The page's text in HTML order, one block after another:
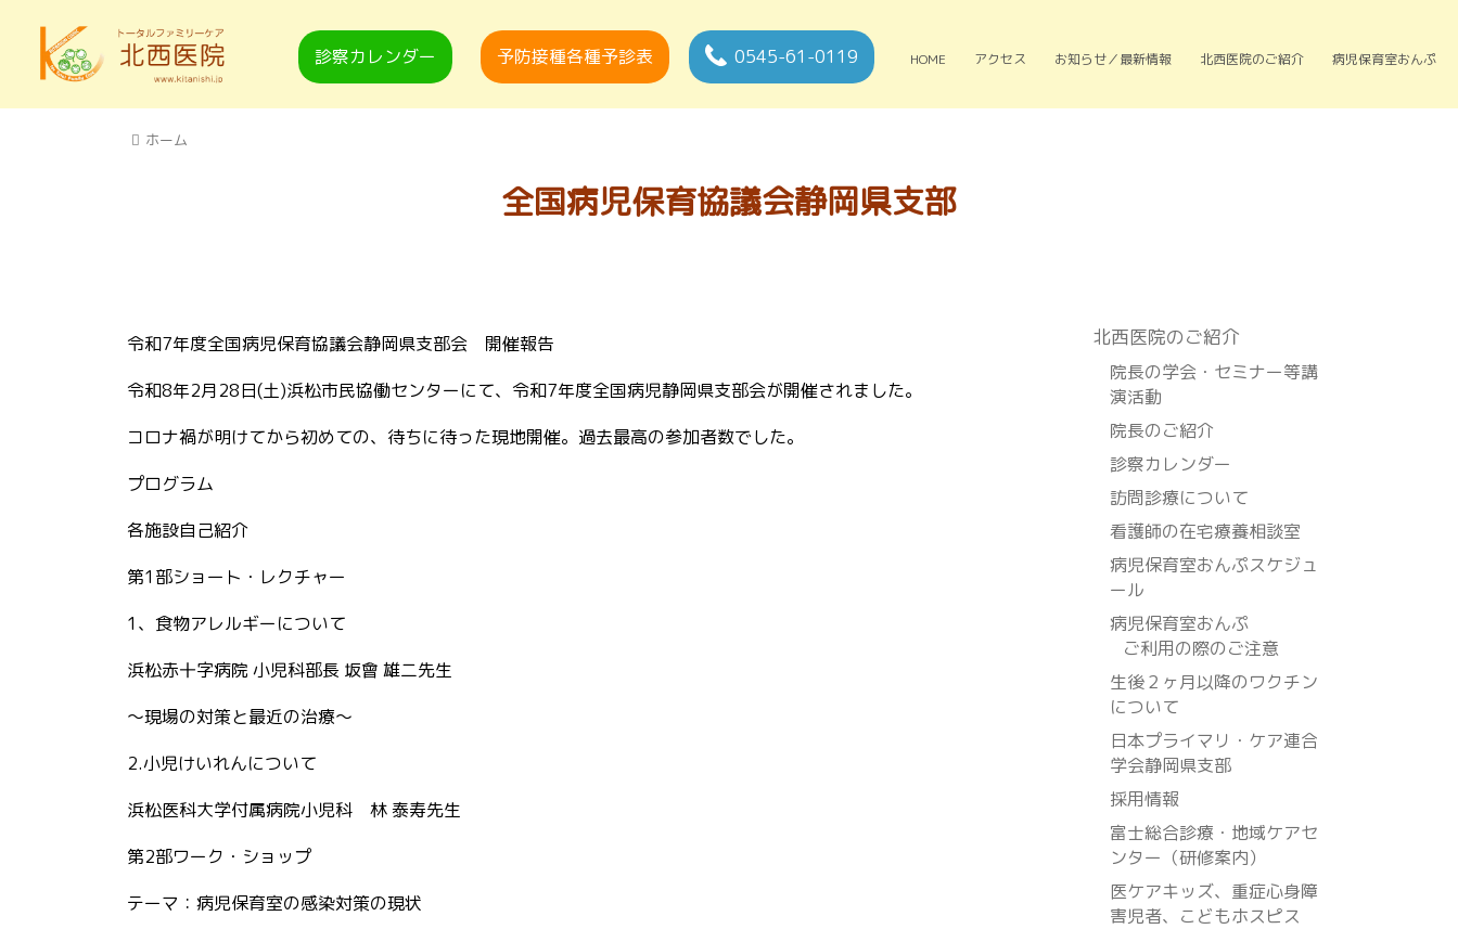
診察カレンダー 予防接種各種予診表 0545-61-0119 HOME アクセス お知らせ／最新情報 北西医院のご紹介 病児保育室おんぷ
ホーム
全国病児保育協議会静岡県支部
令和7年度全国病児保育協議会静岡県支部会 開催報告
令和8年2月28日(土)浜松市民協働センターにて、令和7年度全国病児静岡県支部会が開催されました。
コロナ禍が明けてから初めての、待ちに待った現地開催。過去最高の参加者数でした。
プログラム
各施設自己紹介
第1部ショート・レクチャー
1、食物アレルギーについて
浜松赤十字病院 小児科部長 坂會 雄二先生
～現場の対策と最近の治療～
2.小児けいれんについて
浜松医科大学付属病院小児科 林 泰寿先生
第2部ワーク・ショップ
テーマ：病児保育室の感染対策の現状
北⻄医院のご紹介
院長の学会・セミナー等講
演活動
院長のご紹介
診察カレンダー
訪問診療について
看護師の在宅療養相談室
病児保育室おんぷスケジュ
ール
病児保育室おんぷ
ご利用の際のご注意
生後２ヶ月以降のワクチン
について
日本プライマリ・ケア連合
学会静岡県支部
採用情報
富士総合診療・地域ケアセ
ンター（研修案内）
医ケアキッズ、重症心身障
害児者、こどもホスピス